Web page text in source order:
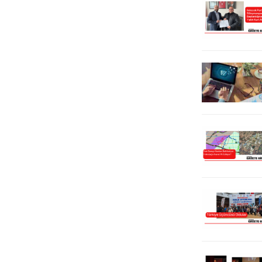
Süleymanpaşa Belediyesi Zabıta
Müdürlüğü tarafından kontrolü
sağlanan ve 24 saat gözetim